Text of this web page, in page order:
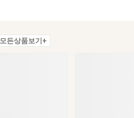
모든상품보기+